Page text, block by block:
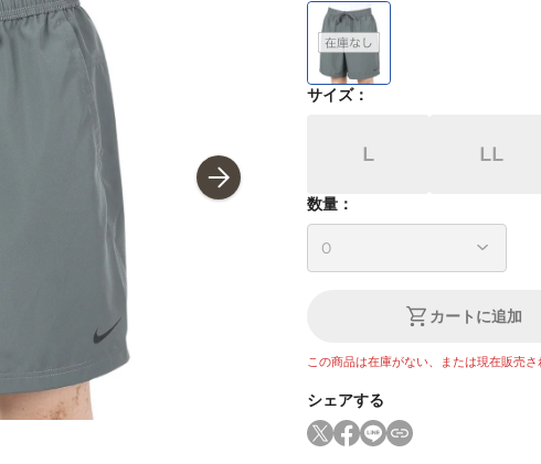
サイズ：
L LL
数量：
カートに追加
この商品は在庫がない、または現在販売さ
シェアする